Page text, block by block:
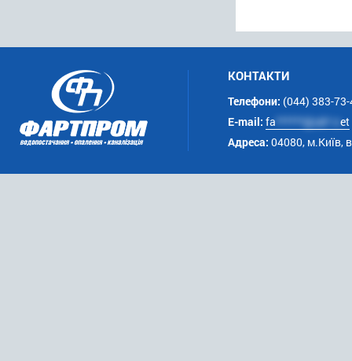
КОНТАКТИ
Телефони: (044) 383-
E-mail: fa ******@uk*.net
Адреса: 04080, м.Київ,